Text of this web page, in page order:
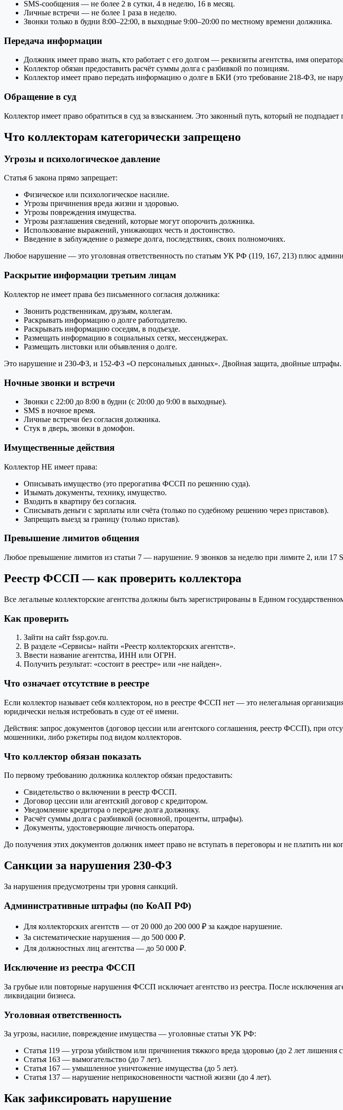
SMS-сообщения — не более 2 в сутки, 4 в неделю, 16 в месяц.
Личные встречи — не более 1 раза в неделю.
Звонки только в будни 8:00–22:00, в выходные 9:00–20:00 по местному времени должника.
Передача информации
Должник имеет право знать, кто работает с его долгом — реквизиты агентства, имя
Коллектор обязан предоставить расчёт суммы долга с разбивкой по позициям.
Коллектор имеет право передать информацию о долге в БКИ (это требование 218-ФЗ, не
Обращение в суд
Коллектор имеет право обратиться в суд за взысканием. Это законный путь, который не
Что коллекторам категорически запрещено
Угрозы и психологическое давление
Статья 6 закона прямо запрещает:
Физическое или психологическое насилие.
Угрозы причинения вреда жизни и здоровью.
Угрозы повреждения имущества.
Угрозы разглашения сведений, которые могут опорочить должника.
Использование выражений, унижающих честь и достоинство.
Введение в заблуждение о размере долга, последствиях, своих полномочиях.
Любое нарушение — это уголовная ответственность по статьям УК РФ (119, 167, 213) плюс
Раскрытие информации третьим лицам
Коллектор не имеет права без письменного согласия должника:
Звонить родственникам, друзьям, коллегам.
Раскрывать информацию о долге работодателю.
Раскрывать информацию соседям, в подъезде.
Размещать информацию в социальных сетях, мессенджерах.
Размещать листовки или объявления о долге.
Это нарушение и 230-ФЗ, и 152-ФЗ «О персональных данных». Двойная защита, двойные штрафы.
Ночные звонки и встречи
Звонки с 22:00 до 8:00 в будни (с 20:00 до 9:00 в выходные).
SMS в ночное время.
Личные встречи без согласия должника.
Стук в дверь, звонки в домофон.
Имущественные действия
Коллектор НЕ имеет права:
Описывать имущество (это прерогатива ФССП по решению суда).
Изымать документы, технику, имущество.
Входить в квартиру без согласия.
Списывать деньги с зарплаты или счёта (только по судебному решению через приставов).
Запрещать выезд за границу (только пристав).
Превышение лимитов общения
Любое превышение лимитов из статьи 7 — нарушение. 9 звонков за неделю при лимите 2, или
Реестр ФССП — как проверить коллектора
Все легальные коллекторские агентства должны быть зарегистрированы в Едином
Как проверить
Зайти на сайт fssp.gov.ru.
В разделе «Сервисы» найти «Реестр коллекторских агентств».
Ввести название агентства, ИНН или ОГРН.
Получить результат: «состоит в реестре» или «не найден».
Что означает отсутствие в реестре
Если коллектор называет себя коллектором, но в реестре ФССП нет — это нелегальная
юридически нельзя истребовать в суде от её имени.
Действия: запрос документов (договор цессии или агентского соглашения, реестр ФССП), при
мошенники, либо рэкетиры под видом коллекторов.
Что коллектор обязан показать
По первому требованию должника коллектор обязан предоставить:
Свидетельство о включении в реестр ФССП.
Договор цессии или агентский договор с кредитором.
Уведомление кредитора о передаче долга должнику.
Расчёт суммы долга с разбивкой (основной, проценты, штрафы).
Документы, удостоверяющие личность оператора.
До получения этих документов должник имеет право не вступать в переговоры и не платить ни
Санкции за нарушения 230-ФЗ
За нарушения предусмотрены три уровня санкций.
Административные штрафы (по КоАП РФ)
Для коллекторских агентств — от 20 000 до 200 000 ₽ за каждое нарушение.
За систематические нарушения — до 500 000 ₽.
Для должностных лиц агентства — до 50 000 ₽.
Исключение из реестра ФССП
За грубые или повторные нарушения ФССП исключает агентство из реестра. После исключения
ликвидации бизнеса.
Уголовная ответственность
За угрозы, насилие, повреждение имущества — уголовные статьи УК РФ:
Статья 119 — угроза убийством или причинения тяжкого вреда здоровью (до 2 лет лишения
Статья 163 — вымогательство (до 7 лет).
Статья 167 — умышленное уничтожение имущества (до 5 лет).
Статья 137 — нарушение неприкосновенности частной жизни (до 4 лет).
Как зафиксировать нарушение